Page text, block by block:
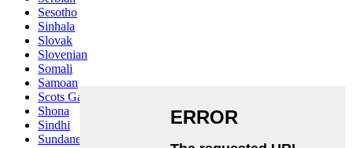
Sesotho
Sinhala
Slovak
Slovenian
Somali
Samoan
Scots Gaelic
Shona
Sindhi
Sundanese